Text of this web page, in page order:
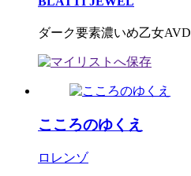
ダーク要素濃いめ乙女AVD
こころのゆくえ
ロレンゾ